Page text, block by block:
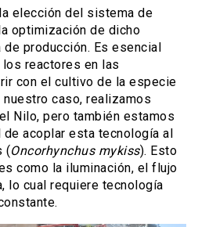
elección del sistema de
optimización de dicho
producción. Es esencial
reactores en las
con el cultivo de la especie
nuestro caso, realizamos
Nilo, pero también estamos
acoplar esta tecnología al
(Oncorhynchus mykiss). Esto
como la iluminación, el flujo
lo cual requiere tecnología